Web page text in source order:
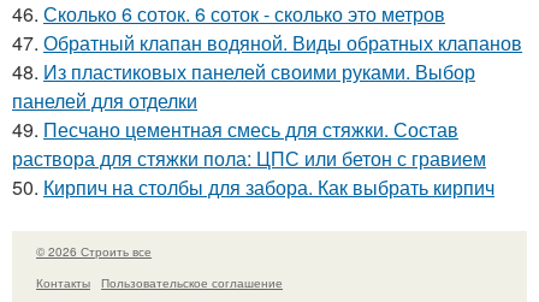
46. Сколько 6 соток. 6 соток - сколько это метров
47. Обратный клапан водяной. Виды обратных клапанов
48. Из пластиковых панелей своими руками. Выбор
панелей для отделки
49. Песчано цементная смесь для стяжки. Состав
раствора для стяжки пола: ЦПС или бетон с гравием
50. Кирпич на столбы для забора. Как выбрать кирпич
© 2026 Строить все
Контакты
Пользовательское соглашение